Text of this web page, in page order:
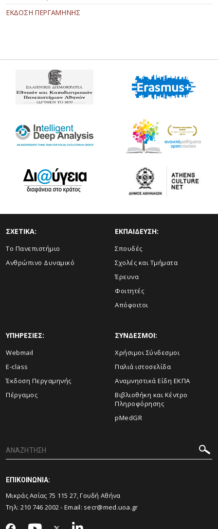
ΕΚΔΟΣΗ ΠΕΡΓΑΜΗΝΗΣ
ΣΧΕΤΙΚΑ:
Το Πανεπιστήμιο
Ανθρώπινο Δυναμικό
ΕΚΠΑΙΔΕΥΣΗ:
Σπουδές
Σχολές και Τμήματα
Έρευνα
Φοιτητές
Απόφοιτοι
ΥΠΗΡΕΣΙΕΣ:
Webmail
E-class
Έκδοση Περγαμηνής
Πέργαμος
ΣΥΝΔΕΣΜΟΙ:
Χρήσιμοι Σύνδεσμοι
Παλιά ιστοσελίδα
Αναμνηστικά Είδη ΕΚΠΑ
Βιβλιοθήκη και Κέντρο
Πληροφόρησης
pMedGR
ΕΠΙΚΟΙΝΩΝΙΑ:
Μικράς Ασίας 75 115 27, Γουδή Αθήνα
Τηλ: 210 746 2002 - Email: secr@med.uoa.gr